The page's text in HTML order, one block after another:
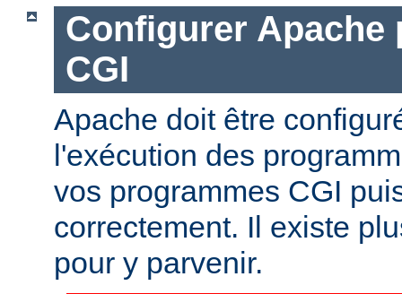
Configurer Apache
CGI
Apache doit être
l'exécution des
vos programmes CGI
correctement. Il existe
pour y parvenir.